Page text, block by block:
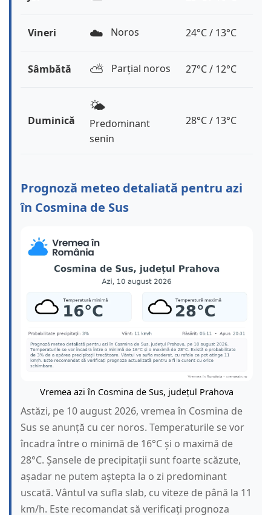
Vineri ☁️ Noros 24°C / 13°C
Sâmbătă ⛅️ Parțial noros 27°C / 12°C
Duminică
🌤️
Predominant
senin
28°C / 13°C
Prognoză meteo detaliată pentru azi
în Cosmina de Sus
Vremea azi în Cosmina de Sus, județul Prahova
Astăzi, pe 10 august 2026, vremea în Cosmina de
Sus se anunță cu cer noros. Temperaturile se vor
încadra între o minimă de 16°C și o maximă de
28°C. Șansele de precipitații sunt foarte scăzute,
așadar ne putem aștepta la o zi predominant
uscată. Vântul va sufla slab, cu viteze de până la 11
km/h. Este recomandat să verificați prognoza